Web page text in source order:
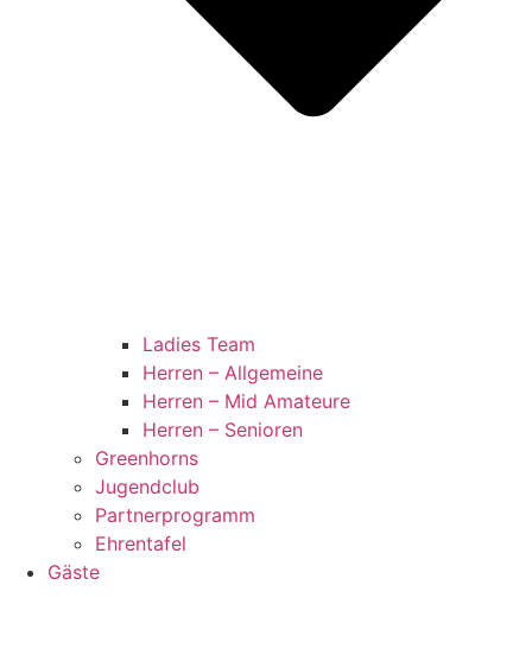
Ladies Team
Herren – Allgemeine
Herren – Mid Amateure
Herren – Senioren
Greenhorns
Jugendclub
Partnerprogramm
Ehrentafel
Gäste